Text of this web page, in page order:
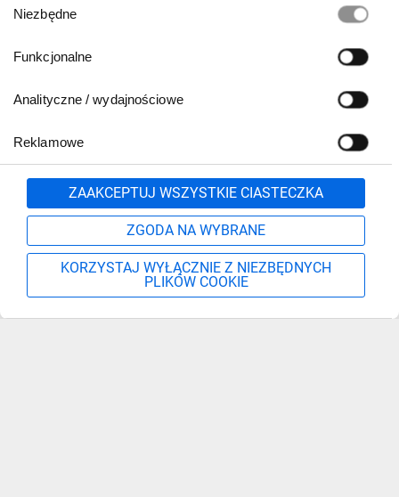
zgody
Niezbędne
Funkcjonalne
Analityczne / wydajnościowe
Reklamowe
ZAAKCEPTUJ WSZYSTKIE CIASTECZKA
ZGODA NA WYBRANE
KORZYSTAJ WYŁĄCZNIE Z NIEZBĘDNYCH
PLIKÓW COOKIE